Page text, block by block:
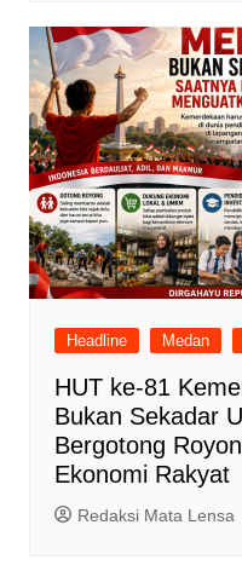
Headline Medan
HUT ke-81
Bukan Sekadar
Bergotong
Ekonomi Rakyat
Redaksi Mata Lensa